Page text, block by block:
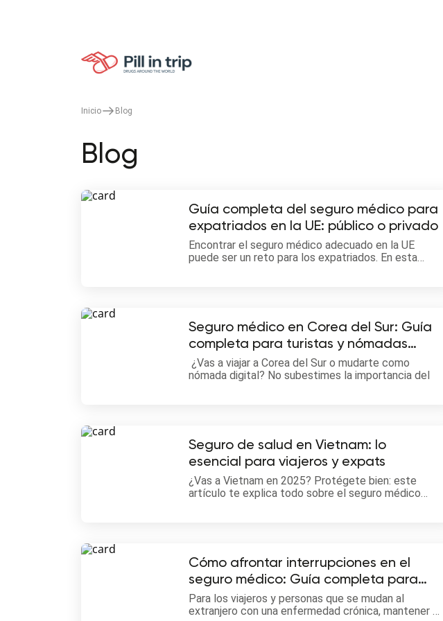
Inicio Blog
Blog
Guía completa del seguro médico para
expatriados en la UE: público o privado
Encontrar el seguro médico adecuado en la UE
puede ser un reto para los expatriados. En esta
Seguro médico en Corea del Sur: Guía
completa para turistas y nómadas
digitales en 2025
¿Vas a viajar a Corea del Sur o mudarte como
nómada digital? No subestimes la importancia del
Seguro de salud en Vietnam: lo
esencial para viajeros y expats
¿Vas a Vietnam en 2025? Protégete bien: este
artículo te explica todo sobre el seguro médico
Cómo afrontar interrupciones en el
seguro médico: Guía completa para
viajeros y expatriados con
enfermedades crónicas
Para los viajeros y personas que se mudan al
extranjero con una enfermedad crónica, mantener el